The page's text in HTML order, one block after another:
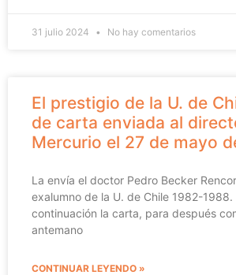
31 julio 2024 No hay comentarios
El prestigio de la U. de
de carta enviada al
Mercurio el 27 de mayo
La envía el doctor Pedro Becker
exalumno de la U. de Chile 1982-1988.
continuación la carta, para después
antemano
CONTINUAR LEYENDO »